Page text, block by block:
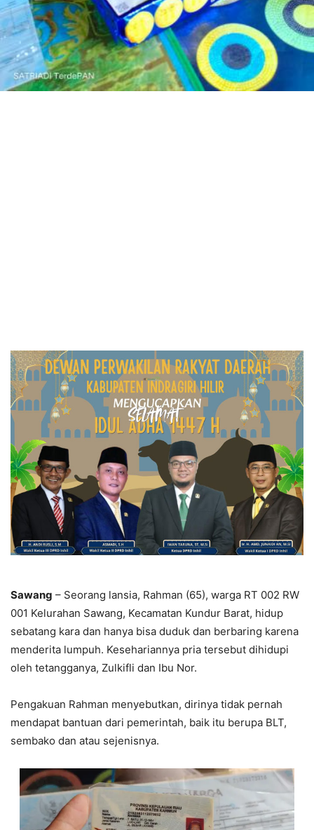
Sawang – Seorang lansia, Rahman (65), warga RT 002 RW
001 Kelurahan Sawang, Kecamatan Kundur Barat, hidup
sebatang kara dan hanya bisa duduk dan berbaring karena
menderita lumpuh. Kesehariannya pria tersebut dihidupi
oleh tetangganya, Zulkifli dan Ibu Nor.
Pengakuan Rahman menyebutkan, dirinya tidak pernah
mendapat bantuan dari pemerintah, baik itu berupa BLT,
sembako dan atau sejenisnya.